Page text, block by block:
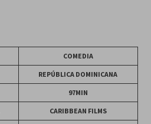
COMEDIA
REPÚBLICA DOMINICANA
97MIN
CARIBBEAN FILMS